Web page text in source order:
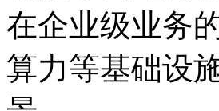
在企业级业务
算力等基础设